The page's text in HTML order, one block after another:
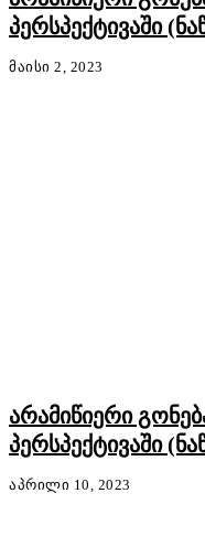
პერსპექტივაში
ᲛᲐᲘᲡᲘ 2, 2023
არამიწიერი
პერსპექტივაში
ᲐᲞᲠᲘᲚᲘ 10, 2023